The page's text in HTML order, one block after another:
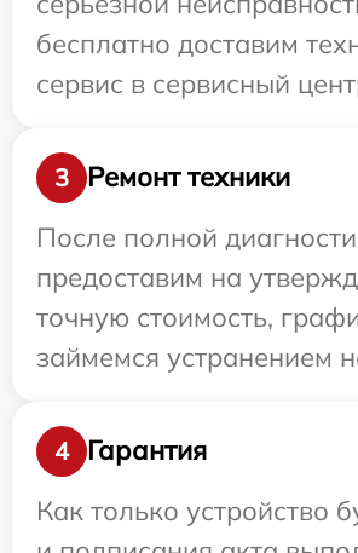
бесплатно доставим
сервис в сервисный
3
Ремонт техники
После полной
предоставим на
точную стоимость,
займемся устранением
4
Гарантия
Как только устройство